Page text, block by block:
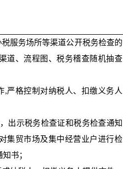
服务场所等渠道公开税务检查的
道、流程图、税务稽查随机抽查
,严格控制对纳税人、扣缴义务人
出示税务检查证和税务检查通知
集贸市场及集中经营业户进行检
书；